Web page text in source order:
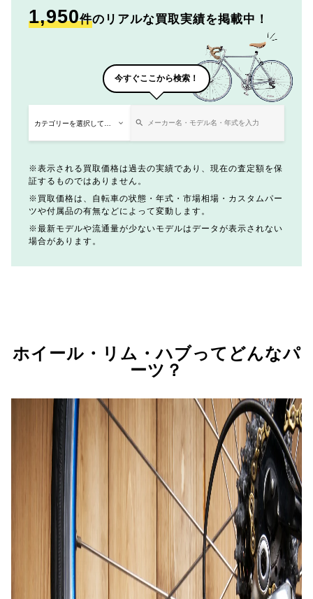
1,950件のリアルな買取実績を掲載中！
今すぐここから検索！
表示される買取価格は過去の実績であり、現在の査定額を保
証するものではありません。
買取価格は、自転車の状態・年式・市場相場・カスタムパー
ツや付属品の有無などによって変動します。
最新モデルや流通量が少ないモデルはデータが表示されない
場合があります。
ホイール・リム・ハブってどんなパ
ーツ？